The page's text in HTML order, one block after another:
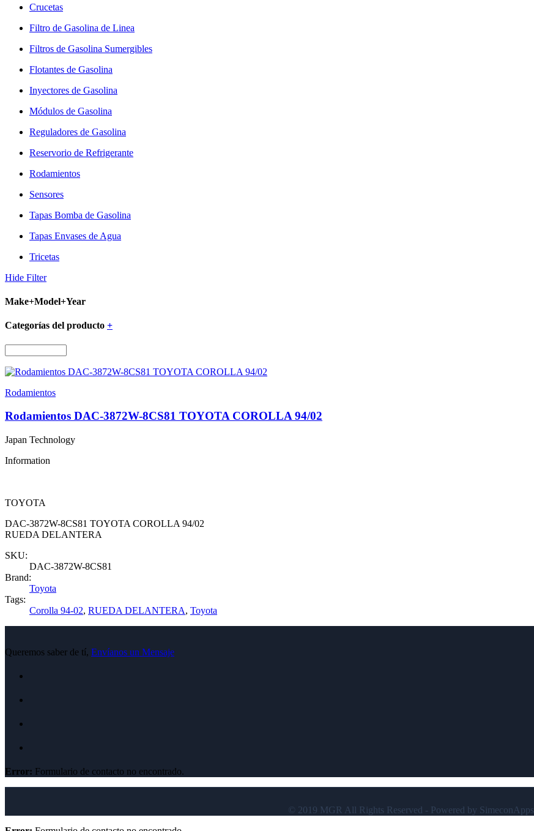
Crucetas
Filtro de Gasolina de Linea
Filtros de Gasolina Sumergibles
Flotantes de Gasolina
Inyectores de Gasolina
Módulos de Gasolina
Reguladores de Gasolina
Reservorio de Refrigerante
Rodamientos
Sensores
Tapas Bomba de Gasolina
Tapas Envases de Agua
Tricetas
Hide Filter
Make+Model+Year
Categorías del producto +
Rodamientos
Rodamientos DAC-3872W-8CS81 TOYOTA COROLLA 94/02
Japan Technology
Information
TOYOTA
DAC-3872W-8CS81 TOYOTA COROLLA 94/02
RUEDA DELANTERA
SKU:
DAC-3872W-8CS81
Brand:
Toyota
Tags:
Corolla 94-02, RUEDA DELANTERA, Toyota
Queremos saber de tí, Envíanos un Mensaje
Error: Formulario de contacto no encontrado.
© 2019 MGR All Rights Reserved - Powered by SimeconApps